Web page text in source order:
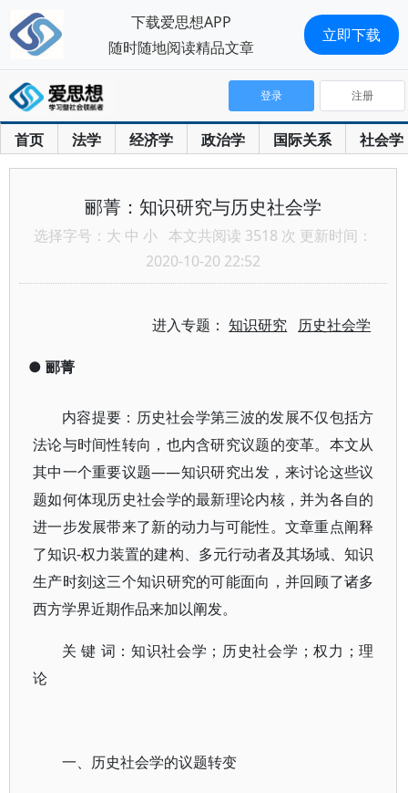
首页 法学 经济学 政治学 国际关系 社会学
登录 注册
郦菁：知识研究与历史社会学
选择字号： 大 中 小 本文共阅读 3518 次 更新时间：
2020-10-20 22:52
进入专题：知识研究 历史社会学
● 郦菁
内容提要：历史社会学第三波的发展不仅包括方
法论与时间性转向，也内含研究议题的变革。本文从
其中一个重要议题——知识研究出发，来讨论这些议
题如何体现历史社会学的最新理论内核，并为各自的
进一步发展带来了新的动力与可能性。文章重点阐释
了知识-权力装置的建构、多元行动者及其场域、知识
生产时刻这三个知识研究的可能面向，并回顾了诸多
西方学界近期作品来加以阐发。
关 键 词：知识社会学；历史社会学；权力；理
论
一、历史社会学的议题转变
下载爱思想APP
随时随地阅读精品文章
立即下载